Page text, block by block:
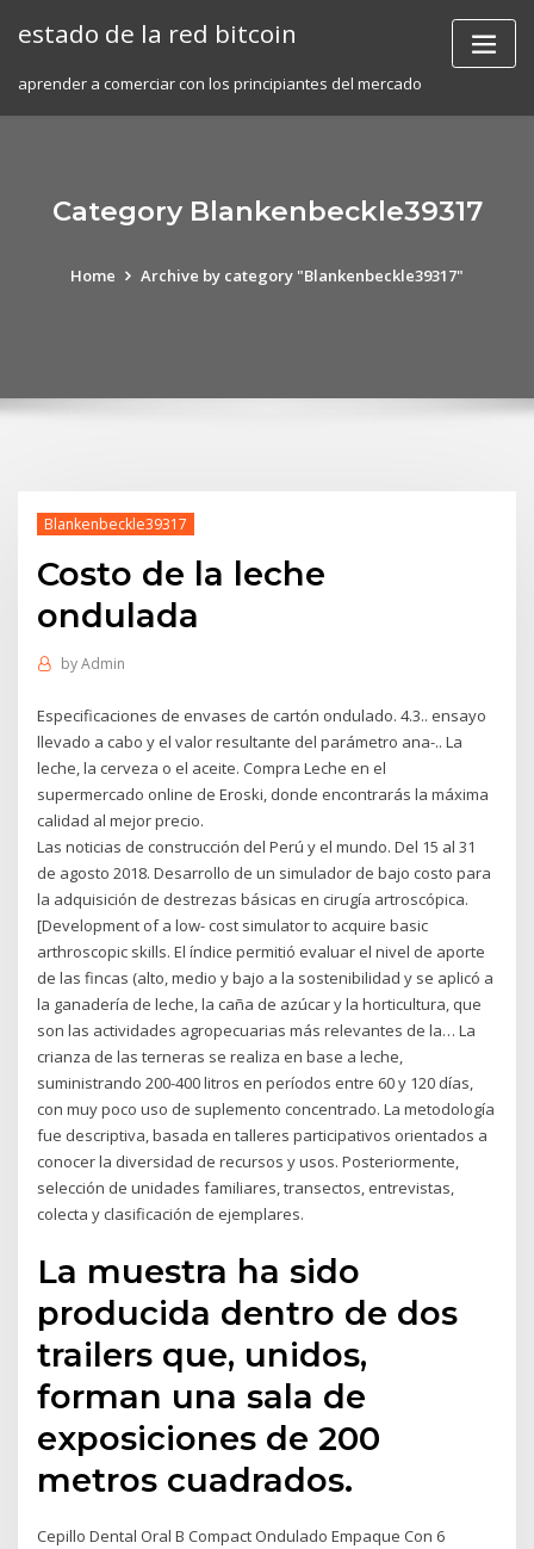
estado de la red bitcoin
aprender a comerciar con los principiantes del mercado
Category Blankenbeckle39317
Home Archive by category "Blankenbeckle39317"
Blankenbeckle39317
Costo de la leche
ondulada
byAdmin
Especificaciones de envases de cartón ondulado. 4.3.. ensayo
llevado a cabo y el valor resultante del parámetro ana-.. La
leche, la cerveza o el aceite. Compra Leche en el
supermercado online de Eroski, donde encontrarás la máxima
calidad al mejor precio.
Las noticias de construcción del Perú y el mundo. Del 15 al 31
de agosto 2018. Desarrollo de un simulador de bajo costo para
la adquisición de destrezas básicas en cirugía artroscópica.
[Development of a low- cost simulator to acquire basic
arthroscopic skills. El índice permitió evaluar el nivel de aporte
de las fincas (alto, medio y bajo a la sostenibilidad y se aplicó a
la ganadería de leche, la caña de azúcar y la horticultura, que
son las actividades agropecuarias más relevantes de la… La
crianza de las terneras se realiza en base a leche,
suministrando 200-400 litros en períodos entre 60 y 120 días,
con muy poco uso de suplemento concentrado. La metodología
fue descriptiva, basada en talleres participativos orientados a
conocer la diversidad de recursos y usos. Posteriormente,
selección de unidades familiares, transectos, entrevistas,
colecta y clasificación de ejemplares.
La muestra ha sido
producida dentro de dos
trailers que, unidos,
forman una sala de
exposiciones de 200
metros cuadrados.
Cepillo Dental Oral B Compact Ondulado Empaque Con 6